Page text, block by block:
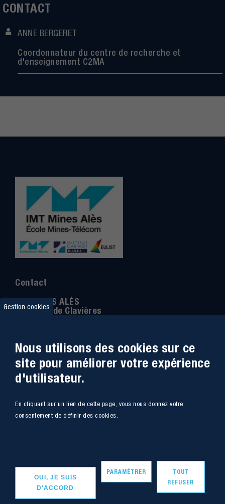
CONTACT
ANNE BERGERET
Coordonnateur du centre de recherche et
d'enseignement C2MA
Contact
IMT MINES ALÈS
6 Avenue de Clavières
Téléphone
04 66 78 50 00
Coordonnée GPS:44.13312 - 4.08836
Plan du site Marchés Publics
Copyright - IMT Mines Alès 2020
Gestion cookies
Nous utilisons des cookies sur ce
site pour améliorer votre expérience
d'utilisateur.
En cliquant sur un lien de cette page, vous nous donnez votre
consentement de définir des cookies.
OUI, JE SUIS
D'ACCORD
PARAMÉTRER
TOUT
REFUSER